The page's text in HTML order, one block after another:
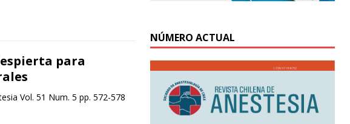
para
Vol. 51 Num. 5 pp. 572-578
NÚMERO ACTUAL